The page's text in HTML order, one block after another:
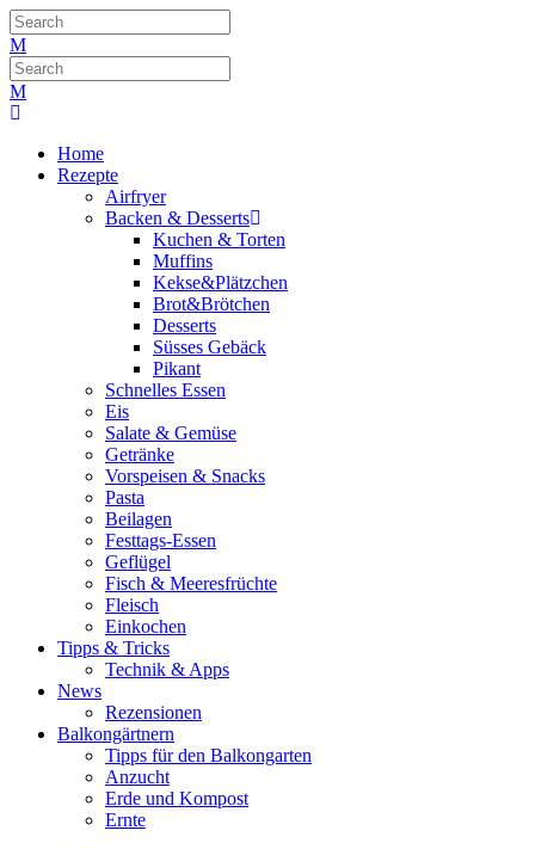
Home
Rezepte
Airfryer
Backen & Desserts
Kuchen & Torten
Muffins
Kekse&Plätzchen
Brot&Brötchen
Desserts
Süsses Gebäck
Pikant
Schnelles Essen
Eis
Salate & Gemüse
Getränke
Vorspeisen & Snacks
Pasta
Beilagen
Festtags-Essen
Geflügel
Fisch & Meeresfrüchte
Fleisch
Einkochen
Tipps & Tricks
Technik & Apps
News
Rezensionen
Balkongärtnern
Tipps für den Balkongarten
Anzucht
Erde und Kompost
Ernte